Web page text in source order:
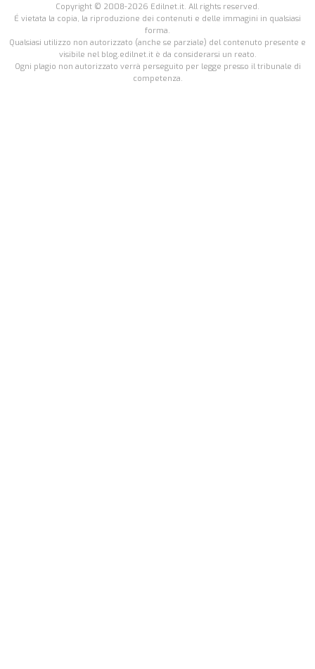
Copyright © 2008-2026 Edilnet.it. All rights reserved.
É vietata la copia, la riproduzione dei contenuti e delle immagini in qualsiasi
forma.
Qualsiasi utilizzo non autorizzato (anche se parziale) del contenuto presente e
visibile nel blog.edilnet.it è da considerarsi un reato.
Ogni plagio non autorizzato verrà perseguito per legge presso il tribunale di
competenza.